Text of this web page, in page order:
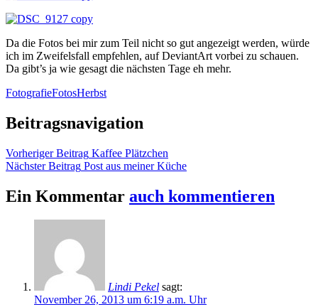
Da die Fotos bei mir zum Teil nicht so gut angezeigt werden, würde
ich im Zweifelsfall empfehlen, auf DeviantArt vorbei zu schauen.
Da gibt’s ja wie gesagt die nächsten Tage eh mehr.
FotografieFotosHerbst
Beitragsnavigation
Vorheriger Beitrag Kaffee Plätzchen
Nächster Beitrag Post aus meiner Küche
Ein Kommentar auch kommentieren
Lindi Pekel sagt:
November 26, 2013 um 6:19 a.m. Uhr